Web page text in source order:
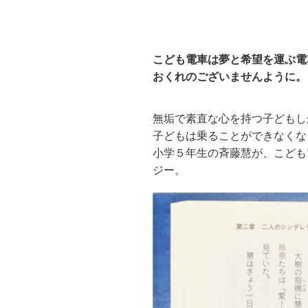
こども電車は夢と希望を運ぶ
おくれのございませんように。
無垢で素直な心を持つ子ども
子どもは乗ることができなく
小学５年生の斉藤慧が、こど
ジー。